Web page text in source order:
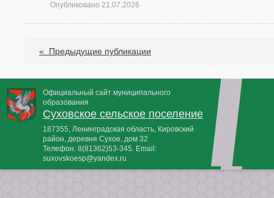
Опубликовано 21.07.2026
« Предыдущие публикации
Официальный сайт муниципального
образования
Суховское сельское поселение
187355, Ленинградская область, Кировский
район, деревня Сухое, дом 32
Телефон: 8(81362)53-345. Email:
suxovskoesp@yandex.ru